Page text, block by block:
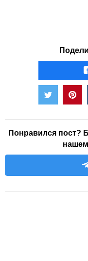
Понравился пост?
нашем